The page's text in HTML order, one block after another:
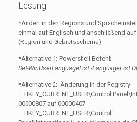
Lösung
*Ändert in den Regions und
einmal auf Englisch und anschließend
(Region und Gebietsschema)
*Alternative 1 : Powershell Befehl:
Set-WinUserLanguageList -LanguageList
*Alternative 2: Änderung in der Registry
– HKEY_CURRENT_USER\Control
00000807 auf 00000407
– HKEY_CURRENT_USER\Control